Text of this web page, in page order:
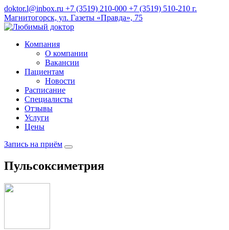
doktor.l@inbox.ru +7 (3519) 210-000 +7 (3519) 510-210 г.
Магнитогорск, ул. Газеты «Правда», 75
Компания
О компании
Вакансии
Пациентам
Новости
Расписание
Специалисты
Отзывы
Услуги
Цены
Запись на приём
Пульсоксиметрия